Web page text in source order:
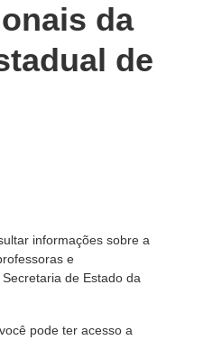
da
de
informações sobre a
e
de Estado da
pode ter acesso a